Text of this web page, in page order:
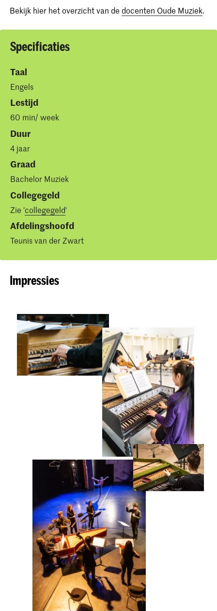
Bekijk hier het overzicht van de docenten Oude Muziek.
Specificaties
Taal
Engels
Lestijd
60 min/ week
Duur
4 jaar
Graad
Bachelor Muziek
Collegegeld
Zie 'collegegeld'
Afdelingshoofd
Teunis van der Zwart
Impressies